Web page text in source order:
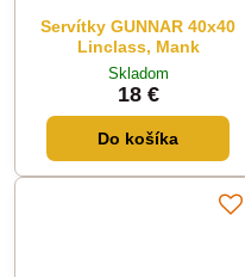
Servítky GUNNAR 40x40
Linclass, Mank
Skladom
18 €
Do košíka